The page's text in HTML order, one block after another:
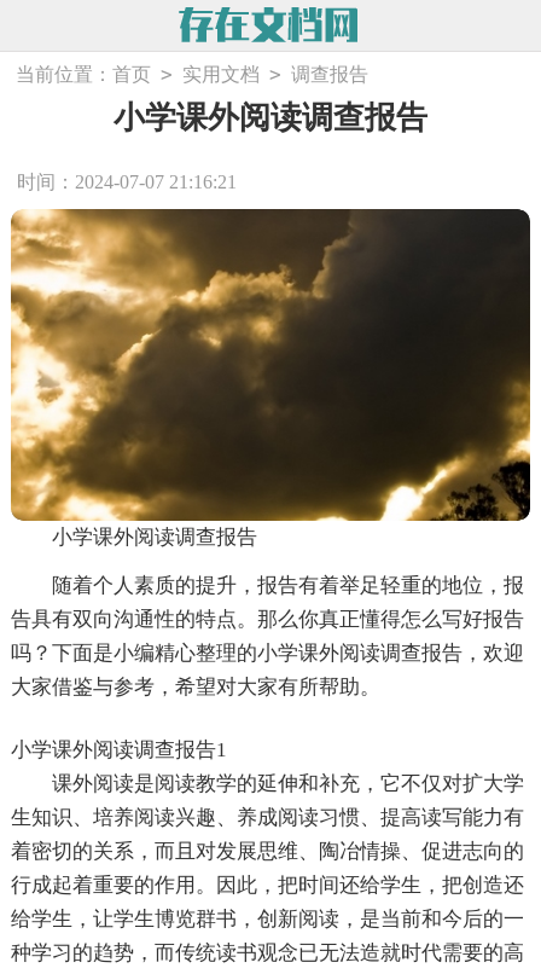
当前位置：首页 > 实用文档 > 调查报告
小学课外阅读调查报告
时间：2024-07-07 21:16:21
小学课外阅读调查报告
随着个人素质的提升，报告有着举足轻重的地位，报
告具有双向沟通性的特点。那么你真正懂得怎么写好报告
吗？下面是小编精心整理的小学课外阅读调查报告，欢迎
大家借鉴与参考，希望对大家有所帮助。
小学课外阅读调查报告1
课外阅读是阅读教学的延伸和补充，它不仅对扩大学
生知识、培养阅读兴趣、养成阅读习惯、提高读写能力有
着密切的关系，而且对发展思维、陶冶情操、促进志向的
行成起着重要的作用。因此，把时间还给学生，把创造还
给学生，让学生博览群书，创新阅读，是当前和今后的一
种学习的趋势，而传统读书观念已无法造就时代需要的高